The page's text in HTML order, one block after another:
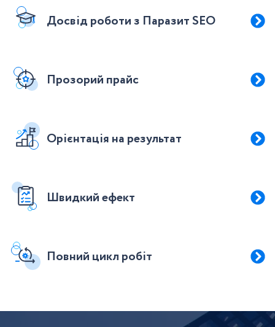
Досвід роботи з Паразит SEO
Прозорий прайс
Орієнтація на результат
Швидкий ефект
Повний цикл робіт